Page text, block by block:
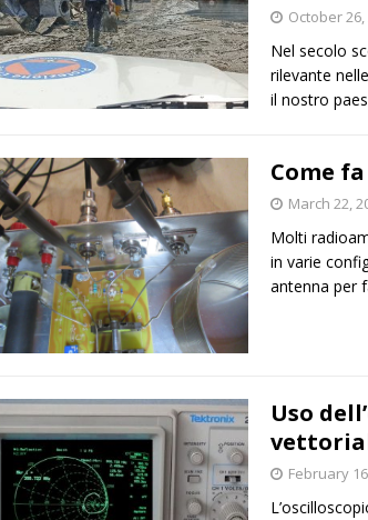
October 26,
Nel secolo
rilevante
il nostro
Come
March 22,
Molti
in varie
antenna per
Uso
February